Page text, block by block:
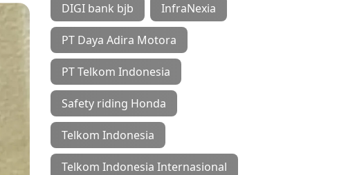
DIGI bank bjb InfraNexia
PT Daya Adira Motora
PT Telkom Indonesia
Safety riding Honda
Telkom Indonesia
Telkom Indonesia Internasional